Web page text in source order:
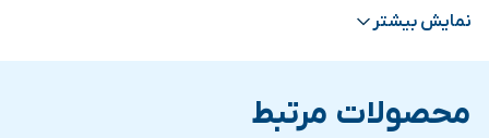
2 تجربه‌های دوپامین لند دبی
3 خرید بلیط و قیمت دوپامین لند دبی
نمایش بیشتر
محصولات مرتبط